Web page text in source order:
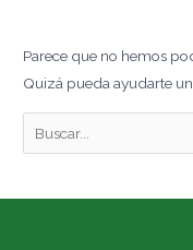
Parece que no hemos
Quizá pueda ayudarte